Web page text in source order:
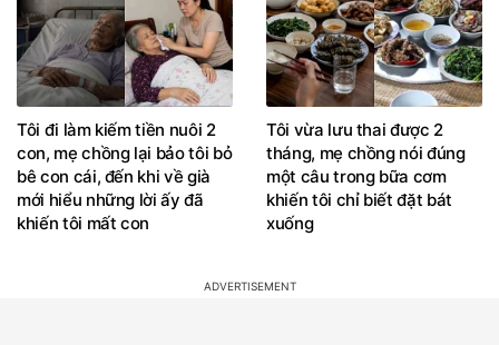
Tôi đi làm kiếm tiền nuôi 2
con, mẹ chồng lại bảo tôi bỏ
bê con cái, đến khi về già
mới hiểu những lời ấy đã
khiến tôi mất con
Tôi vừa lưu thai được 2
tháng, mẹ chồng nói đúng
một câu trong bữa cơm
khiến tôi chỉ biết đặt bát
xuống